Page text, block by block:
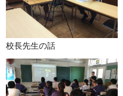
校長先生の話